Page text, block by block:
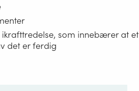
som innebærer at et
det er ferdig